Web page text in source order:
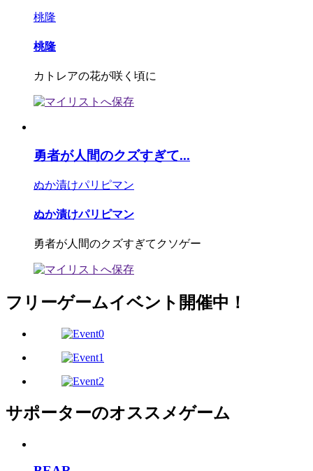
桃隆
桃隆
カトレアの花が咲く頃に
勇者が人間のクズすぎて...
ぬか漬けパリピマン
ぬか漬けパリピマン
勇者が人間のクズすぎてクソゲー
フリーゲームイベント開催中！
サポーターのオススメゲーム